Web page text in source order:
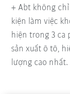
+ Abt không
kiện làm việc
hiện trong 3 ca
sản xuất ô tô,
lượng cao nhất.